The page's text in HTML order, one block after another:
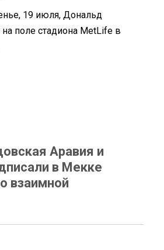
19 июля, Дональд
поле стадиона MetLife в
Аравия и
в Мекке
взаимной